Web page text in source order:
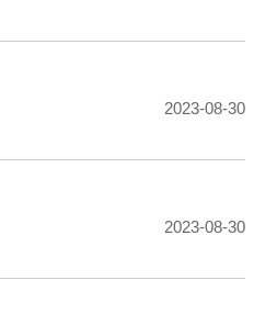
2023-08-30
2023-08-30